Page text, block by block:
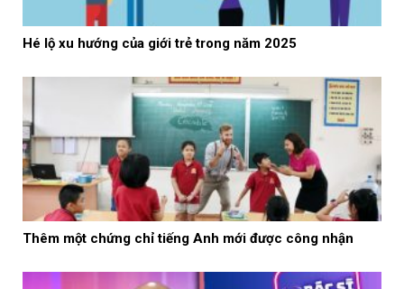
Hé lộ xu hướng của giới trẻ trong năm 2025
Thêm một chứng chỉ tiếng Anh mới được công nhận